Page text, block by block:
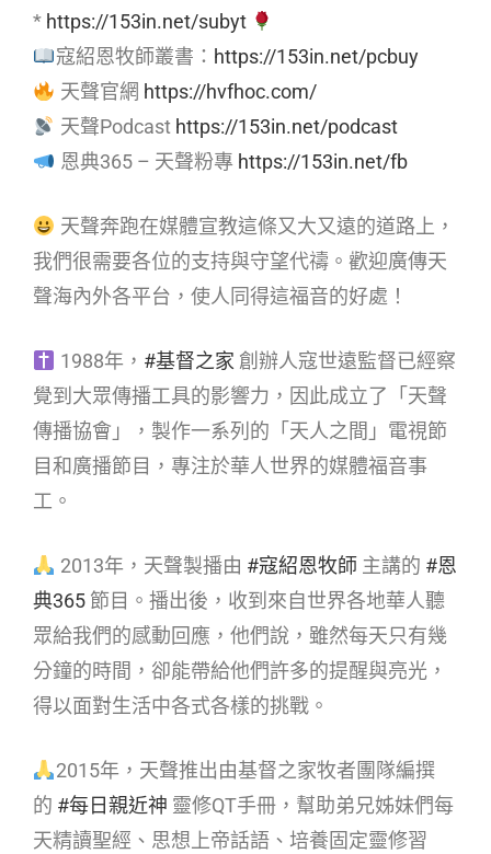
* https://153in.net/subyt
寇紹恩牧師叢書： https://153in.net/pcbuy
天聲官網 https://hvfhoc.com/
天聲Podcast https://153in.net/podcast
恩典365 – 天聲粉專 https://153in.net/fb
天聲奔跑在媒體宣教這條又大又遠的道路上，
我們很需要各位的支持與守望代禱。歡迎廣傳天
聲海內外各平台，使人同得這福音的好處！
1988年， #基督之家 創辦人寇世遠監督已經察
覺到大眾傳播工具的影響力，因此成立了「天聲
傳播協會」，製作一系列的「天人之間」電視節
目和廣播節目，專注於華人世界的媒體福音事
工。
2013年，天聲製播由 #寇紹恩牧師 主講的 #恩
典365 節目。播出後，收到來自世界各地華人聽
眾給我們的感動回應，他們說，雖然每天只有幾
分鐘的時間，卻能帶給他們許多的提醒與亮光，
得以面對生活中各式各樣的挑戰。
2015年，天聲推出由基督之家牧者團隊編撰
的 #每日親近神 靈修QT手冊，幫助弟兄姊妹們每
天精讀聖經、思想上帝話語、培養固定靈修習